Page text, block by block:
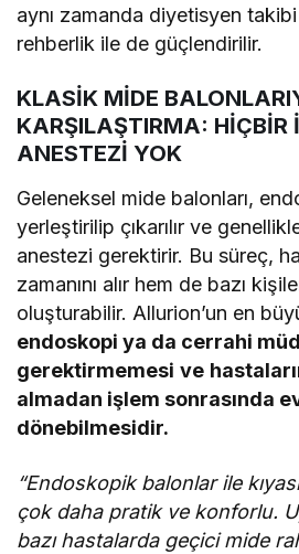
aynı zamanda diyetisyen
rehberlik ile de güçlendirilir.
KLASİK MİDE
KARŞILAŞTIRMA: HİÇBİR
ANESTEZİ YOK
Geleneksel mide balonları,
yerleştirilip çıkarılır ve
anestezi gerektirir. Bu süreç,
zamanını alır hem de bazı
oluşturabilir. Allurion’un en
endoskopi ya da cerrahi
gerektirmemesi ve
almadan işlem sonrasında
dönebilmesidir.
“Endoskopik balonlar ile
çok daha pratik ve konforlu.
bazı hastalarda geçici mide